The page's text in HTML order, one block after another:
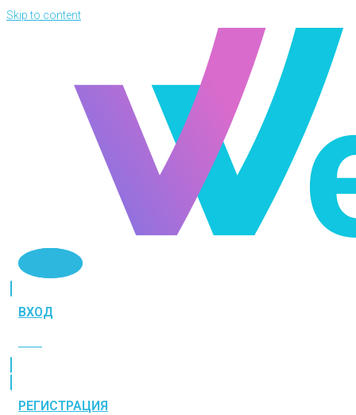
Skip to content
ВХОД
РЕГИСТРАЦИЯ